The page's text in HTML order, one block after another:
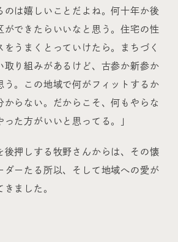
のは嬉しいことだよね。何十年か後
ができたらいいなと思う。住宅の性
をうまくとっていけたら。まちづく
取り組みがあるけど、古参か新参か
う。この地域で何がフィットするか
からない。だからこそ、何もやらな
った方がいいと思ってる。」
後押しする牧野さんからは、その懐
ダーたる所以、そして地域への愛が
ました。